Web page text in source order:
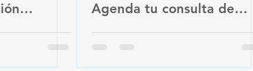
Agenda tu consulta de